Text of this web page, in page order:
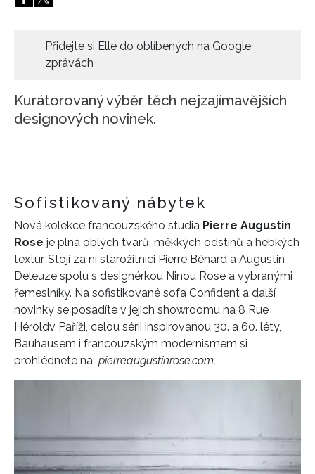
Přidejte si Elle do oblíbených na Google
zprávách
Kurátorovaný výběr těch nejzajímavějších
designových novinek.
Sofistikovaný nábytek
Nová kolekce francouzského studia Pierre Augustin
Rose je plná oblých tvarů, měkkých odstínů a hebkých
textur. Stojí za ní starožitníci Pierre Bénard a Augustin
Deleuze spolu s designérkou Ninou Rose a vybranými
řemeslníky. Na sofistikované sofa Confident a další
novinky se posadíte v jejich showroomu na 8 Rue
Héroldv Paříži, celou sérii inspirovanou 30. a 60. léty,
Bauhausem i francouzským modernismem si
prohlédnete na pierreaugustinrose.com.